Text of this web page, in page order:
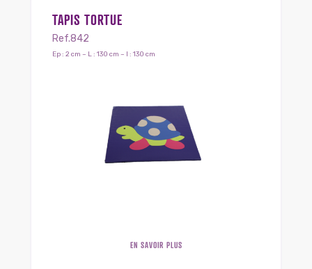
TAPIS TORTUE
Ref.842
Ep : 2 cm – L : 130 cm – l : 130 cm
EN SAVOIR PLUS